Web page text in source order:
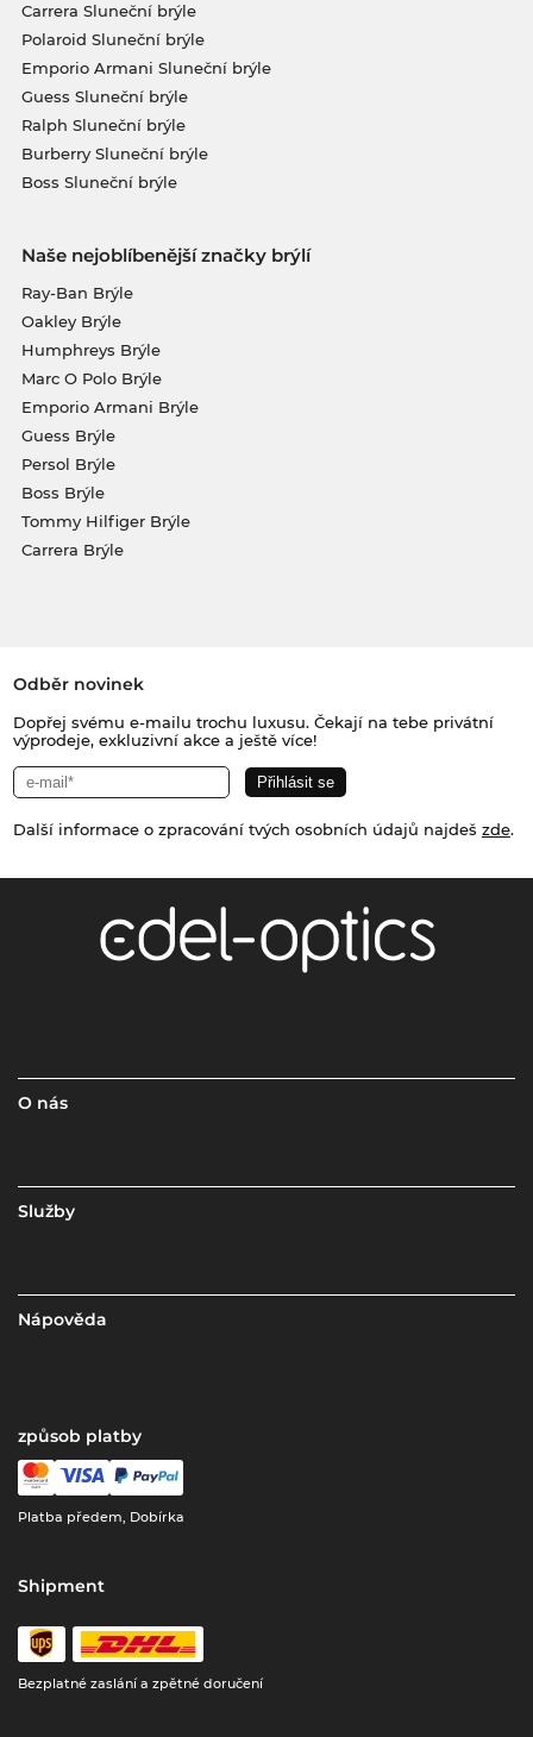
Carrera Sluneční brýle
Polaroid Sluneční brýle
Emporio Armani Sluneční brýle
Guess Sluneční brýle
Ralph Sluneční brýle
Burberry Sluneční brýle
Boss Sluneční brýle
Naše nejoblíbenější značky brýlí
Ray-Ban Brýle
Oakley Brýle
Humphreys Brýle
Marc O Polo Brýle
Emporio Armani Brýle
Guess Brýle
Persol Brýle
Boss Brýle
Tommy Hilfiger Brýle
Carrera Brýle
Odběr novinek
Dopřej svému e-mailu trochu luxusu. Čekají na tebe privátní
výprodeje, exkluzivní akce a ještě více!
Další informace o zpracování tvých osobních údajů najdeš zde.
O nás
Služby
Nápověda
způsob platby
Platba předem, Dobírka
Shipment
Bezplatné zaslání a zpětné doručení